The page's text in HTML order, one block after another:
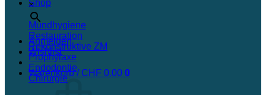
×
Anmelden
Wishlist
Warenkorb / CHF 0.00 0
Shop
Mundhygiene
Restauration
Rekonstruktive ZM
Prophylaxe
Endodontie
Chirurgie